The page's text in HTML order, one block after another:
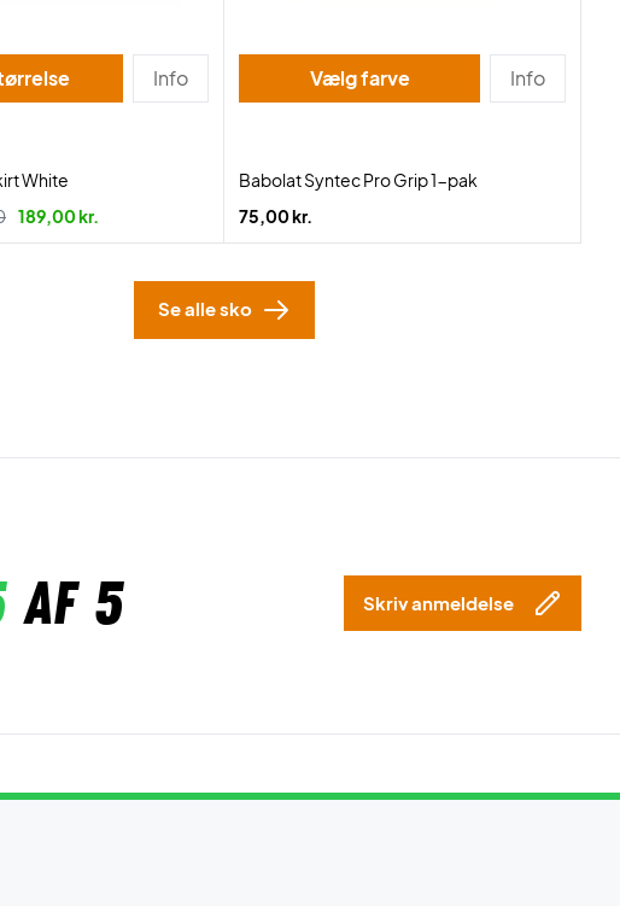
størrelse Info
White
189,00 kr.
Vælg farve Info
Babolat Syntec Pro Grip 1-pak
75,00 kr.
Se alle sko
af 5 Skriv anmeldelse